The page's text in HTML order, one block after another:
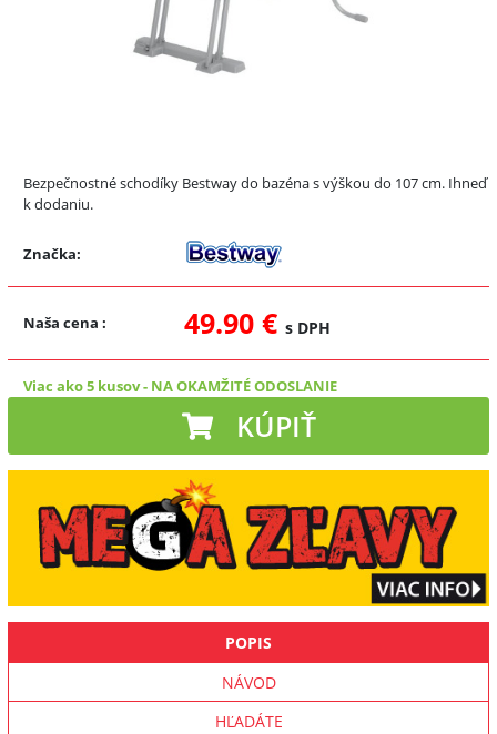
Bezpečnostné schodíky Bestway do bazéna s výškou do 107 cm. Ihneď
k dodaniu.
Značka:
Naša cena : 49.90 € s DPH
Viac ako 5 kusov- NA OKAMŽITÉ ODOSLANIE
KÚPIŤ
POPIS
NÁVOD
HĽADÁTE